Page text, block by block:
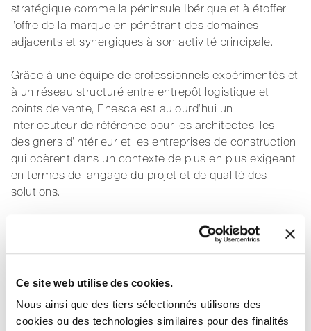
Ce site web utilise des cookies.
Nous ainsi que des tiers sélectionnés utilisons des
cookies ou des technologies similaires pour des finalités
stratégique comme la péninsule Ibérique et à étoffer
l’offre de la marque en pénétrant des domaines
adjacents et synergiques à son activité principale.
Grâce à une équipe de professionnels expérimentés et
à un réseau structuré entre entrepôt logistique et
points de vente, Enesca est aujourd’hui un
interlocuteur de référence pour les architectes, les
designers d’intérieur et les entreprises de construction
qui opèrent dans un contexte de plus en plus exigeant
en termes de langage du projet et de qualité des
solutions.